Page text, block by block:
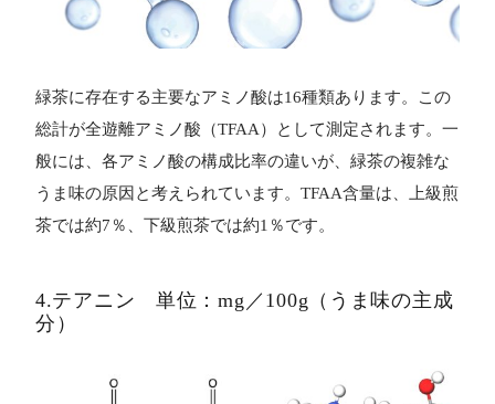
緑茶に存在する主要なアミノ酸は16種類あります。この
総計が全遊離アミノ酸（TFAA）として測定されます。一
般には、各アミノ酸の構成比率の違いが、緑茶の複雑な
うま味の原因と考えられています。TFAA含量は、上級煎
茶では約7％、下級煎茶では約1％です。
4.テアニン 単位：mg／100g（うま味の主成
分）